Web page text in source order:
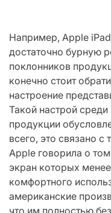
Например, Apple
достаточно бурную
поклонников
конечно стоит
настроение
Такой настрой
продукции
всего, это связано с
Apple говорила о
экран которых
комфортного
американские
что им полностью